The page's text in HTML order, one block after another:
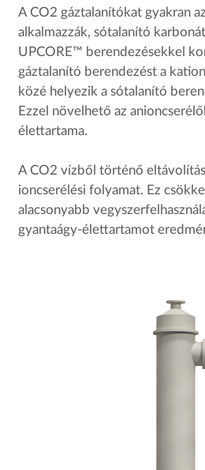
A CO2 gáztalanítókat gyakran
alkalmazzák, sótalanító
UPCORE™ berendezésekkel
gáztalanító berendezést a
közé helyezik a sótalanító
Ezzel növelhető az
élettartama.
A CO2 vízből történő
ioncserélési folyamat. Ez
alacsonyabb
gyantaágy-élettartamot